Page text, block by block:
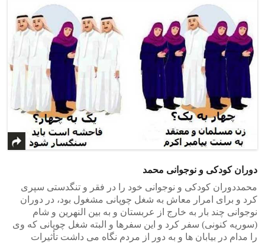
دوران کودکی و نوجوانی محمد
محمددوران کودکی و نوجوانی خود را در فقر و تنگدستی سپری
کرد و برای امرار معاش به شغل چوپانی مشغول بود، در دوران
نوجوانی چند بار به خارج از عربستان و به بین النهرین و شام
(سوریه کنونی) سفر کرد و این سفرها و البته شغل چوپانی که وی
را مدام در بیابان ها و به دور از مردم نگاه می داشت تأثیرات